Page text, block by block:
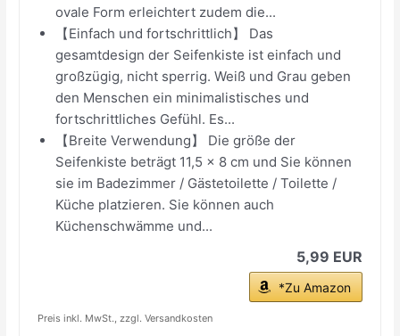
ovale Form erleichtert zudem die...
【Einfach und fortschrittlich】 Das
gesamtdesign der Seifenkiste ist einfach und
großzügig, nicht sperrig. Weiß und Grau geben
den Menschen ein minimalistisches und
fortschrittliches Gefühl. Es...
【Breite Verwendung】 Die größe der
Seifenkiste beträgt 11,5 x 8 cm und Sie können
sie im Badezimmer / Gästetoilette / Toilette /
Küche platzieren. Sie können auch
Küchenschwämme und...
5,99 EUR
*Zu Amazon
Preis inkl. MwSt., zzgl. Versandkosten